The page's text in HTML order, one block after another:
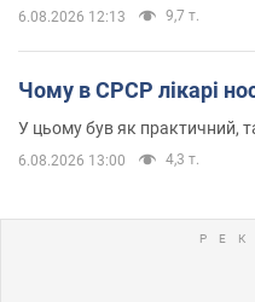
6.08.2026 12:13 9,7 т.
Чому в СРСР лікарі
У цьому був як практичний,
6.08.2026 13:00 4,3 т.